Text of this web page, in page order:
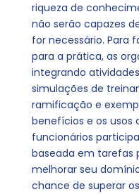
riqueza de
não serão capazes
for necessário. Para
para a prática, as
integrando
simulações de
ramificação e
benefícios e os usos
funcionários
baseada em tarefas
melhorar seu
chance de superar